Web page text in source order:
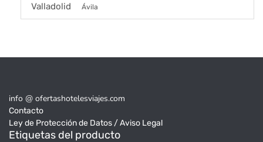
Valladolid Ávila
info @ ofertashotelesviajes.com
Contacto
Ley de Protección de Datos / Aviso Legal
Etiquetas del producto